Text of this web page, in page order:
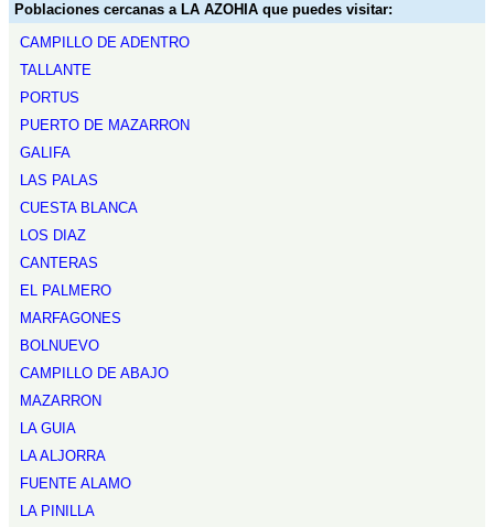
Poblaciones cercanas a LA AZOHIA que puedes visitar:
CAMPILLO DE ADENTRO
TALLANTE
PORTUS
PUERTO DE MAZARRON
GALIFA
LAS PALAS
CUESTA BLANCA
LOS DIAZ
CANTERAS
EL PALMERO
MARFAGONES
BOLNUEVO
CAMPILLO DE ABAJO
MAZARRON
LA GUIA
LA ALJORRA
FUENTE ALAMO
LA PINILLA